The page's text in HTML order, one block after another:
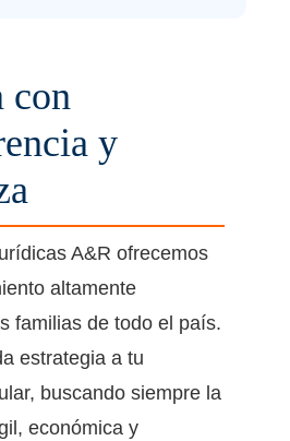
con
y
A&R ofrecemos
altamente
familias de todo el país.
estrategia a tu
buscando siempre la
económica y